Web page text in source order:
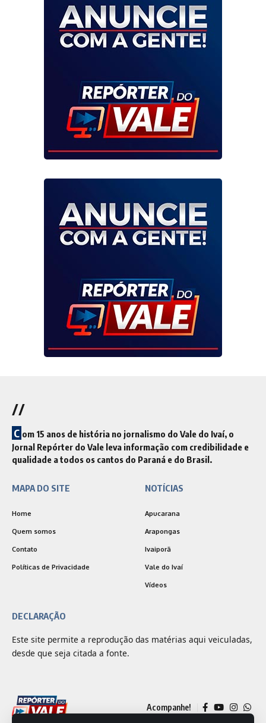
//
C om 15 anos de história no jornalismo do Vale do Ivaí, o
Jornal Repórter do Vale leva informação com credibilidade e
qualidade a todos os cantos do Paraná e do Brasil.
MAPA DO SITE
Home
Quem somos
Contato
Políticas de Privacidade
NOTÍCIAS
Apucarana
Arapongas
Ivaiporã
Vale do Ivaí
Vídeos
DECLARAÇÃO
Este site permite a reprodução das matérias aqui veiculadas,
desde que seja citada a fonte.
Acompanhe!